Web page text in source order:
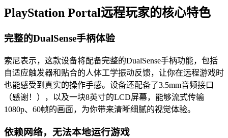
PlayStation Portal远程玩家的核心特色
完整的DualSense手柄体验
索尼表示，这款设备将配备完整的DualSense手柄功能，包括
自适应触发器和贴合的人体工学振动反馈，让你在远程游戏时
也能感受到真实的操作手感。设备还配备了3.5mm音频接口
（感谢！），以及一块8英寸的LCD屏幕，能够流式传输
1080p、60帧的画面，为你带来清晰细腻的视觉体验。
依赖网络，无法本地运行游戏